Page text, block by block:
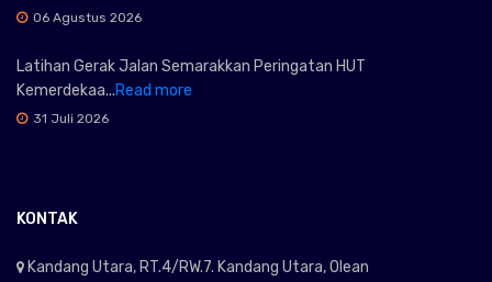
06 Agustus 2026
Latihan Gerak Jalan Semarakkan Peringatan HUT
Kemerdekaa...Read more
31 Juli 2026
KONTAK
Kandang Utara, RT.4/RW.7. Kandang Utara, Olean